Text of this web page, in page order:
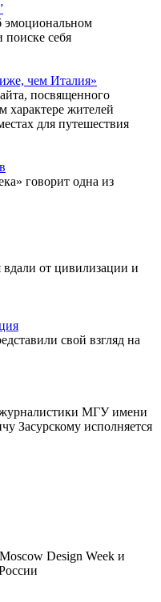
эмоциональном
поиске себя
чем Италия»
посвященного
характере жителей
для путешествия
говорит одна из
от цивилизации и
свой взгляд на
журналистики МГУ имени
Засурскому исполняется
Design Week и